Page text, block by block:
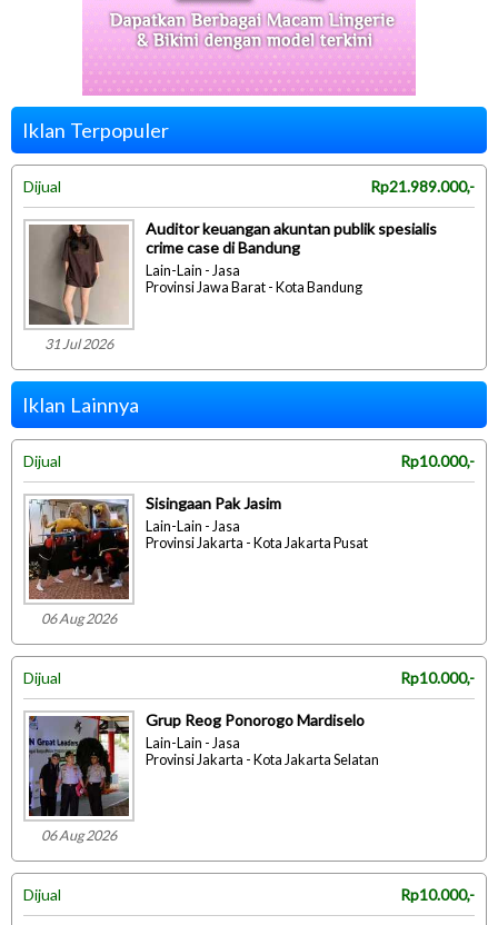
Iklan Terpopuler
Dijual Rp21.989.000,-
31 Jul 2026
Auditor keuangan akuntan publik spesialis
crime case di Bandung
Lain-Lain - Jasa
Provinsi Jawa Barat - Kota Bandung
Iklan Lainnya
Dijual Rp10.000,-
06 Aug 2026
Sisingaan Pak Jasim
Lain-Lain - Jasa
Provinsi Jakarta - Kota Jakarta Pusat
Dijual Rp10.000,-
06 Aug 2026
Grup Reog Ponorogo Mardiselo
Lain-Lain - Jasa
Provinsi Jakarta - Kota Jakarta Selatan
Dijual Rp10.000,-